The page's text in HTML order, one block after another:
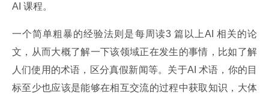
AI 课程。
一个简单粗暴的经验法则是每周读3 篇以上AI 相关的论
文，从而大概了解一下该领域正在发生的事情，比如了解
人们使用的术语，区分真假新闻等。关于AI 术语，你的目
标至少也应该是能够在相互交流的过程中获取知识，大体